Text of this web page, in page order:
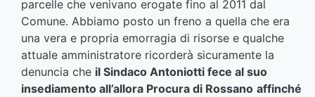
parcelle che venivano erogate fino al 2011 dal
Comune. Abbiamo posto un freno a quella che era
una vera e propria emorragia di risorse e qualche
attuale amministratore ricorderà sicuramente la
denuncia che il Sindaco Antoniotti fece al suo
insediamento all’allora Procura di Rossano affinché